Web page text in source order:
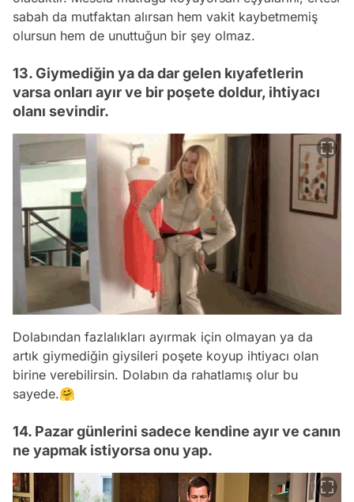
sabah da mutfaktan alırsan hem vakit kaybetmemiş
olursun hem de unuttuğun bir şey olmaz.
13. Giymediğin ya da dar gelen kıyafetlerin
varsa onları ayır ve bir poşete doldur, ihtiyacı
olanı sevindir.
Dolabından fazlalıkları ayırmak için olmayan ya da
artık giymediğin giysileri poşete koyup ihtiyacı olan
birine verebilirsin. Dolabın da rahatlamış olur bu
sayede.🤗
14. Pazar günlerini sadece kendine ayır ve canın
ne yapmak istiyorsa onu yap.